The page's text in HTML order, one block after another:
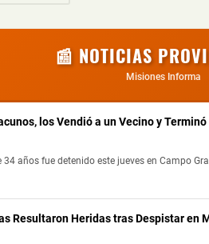
📰 NOTICIAS
Misiones Informa
los Vendió a un Vecino y
34 años fue detenido este jueves en Campo
Resultaron Heridas tras Despistar en